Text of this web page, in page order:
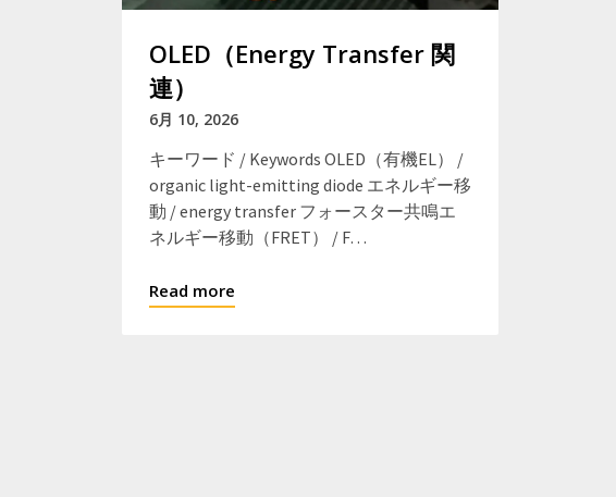
OLED（Energy Transfer 関
連）
6月 10, 2026
キーワード / Keywords OLED（有機EL） /
organic light-emitting diode エネルギー移
動 / energy transfer フォースター共鳴エ
ネルギー移動（FRET） / F…
Read more